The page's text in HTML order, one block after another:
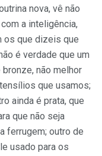
nova, vê não
a inteligência,
os que dizeis que
é verdade que um
não melhor
que usamos;
ainda é prata, que
que não seja
ferrugem; outro de
usado para os